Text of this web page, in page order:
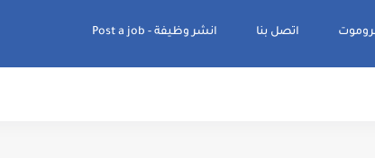
اتصل بنا انشر وظيفة - Post a job